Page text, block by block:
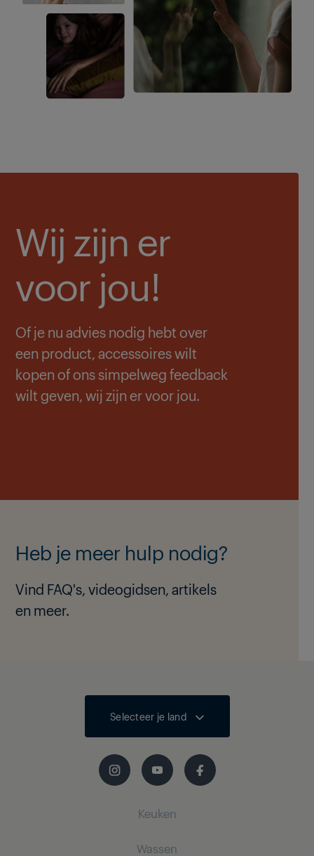
Wij zijn er
voor jou!
Of je nu advies nodig hebt over
een product, accessoires wilt
kopen of ons simpelweg feedback
wilt geven, wij zijn er voor jou.
Heb je meer hulp nodig?
Vind FAQ's, videogidsen, artikels
en meer.
Selecteer je land
Keuken
Wassen